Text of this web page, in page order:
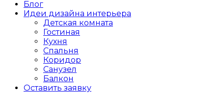
Блог
Идеи дизайна интерьера
Детская комната
Гостиная
Кухня
Спальня
Коридор
Санузел
Балкон
Оставить заявку